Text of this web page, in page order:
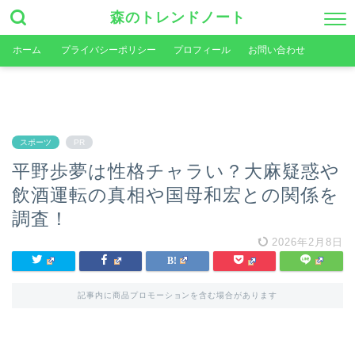
森のトレンドノート
ホーム プライバシーポリシー プロフィール お問い合わせ
スポーツ PR
平野歩夢は性格チャラい？大麻疑惑や
飲酒運転の真相や国母和宏との関係を
調査！
2026年2月8日
記事内に商品プロモーションを含む場合があります